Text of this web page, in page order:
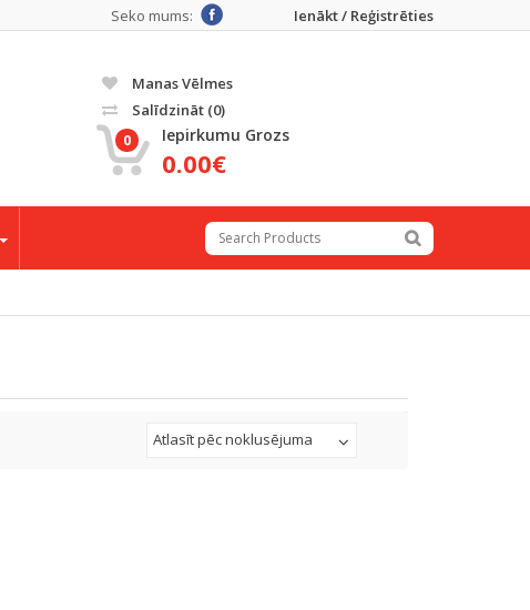
Ienākt / Reģistrēties
Seko mums:
Manas Vēlmes
Salīdzināt (0)
0 Iepirkumu Grozs
0.00€
Atlasīt pēc noklusējuma